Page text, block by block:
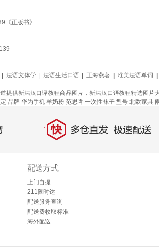
《正版书》
法语文体学 法语生活口语 王海燕著 唯美法语单词
提供新法汉口译教程商品图片，新法汉口译教程精选图
品牌 华为手机 羊奶粉 范思哲 一次性袜子 型号 北欧家具
快 多仓直发，极速配送
配送方式
上门自提
211限时达
配送服务查询
配送费收取标准
海外配送